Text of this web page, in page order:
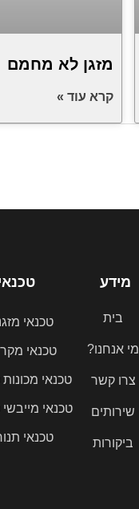
מזגן לא מחמם
קרא עוד »
מידע
בית
מי אנחנו?
צרו קשר
שירותים
ביקורות
טכנאי
טכנאי
טכנאי
טכנאי
טכנאי